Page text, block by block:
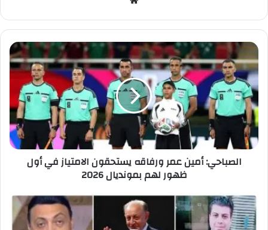
الوي
ب
ا
ل
ص
ب
ح
ي
:
ع
م
ر
الصباحي: أمين عمر ورفاقه يستحقون الامتياز في أول
ظهور لهم بمونديال 2026
ع
د